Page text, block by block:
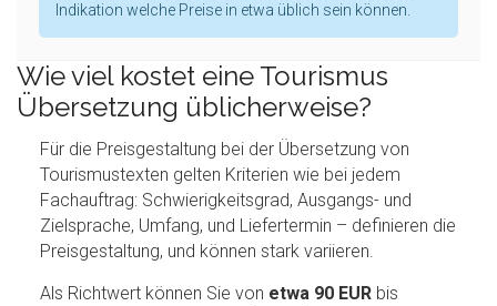
Indikation welche Preise in etwa üblich sein können.
Wie viel kostet eine Tourismus
Übersetzung üblicherweise?
Für die Preisgestaltung bei der Übersetzung von
Tourismustexten gelten Kriterien wie bei jedem
Fachauftrag: Schwierigkeitsgrad, Ausgangs- und
Zielsprache, Umfang, und Liefertermin – definieren die
Preisgestaltung, und können stark variieren.
Als Richtwert können Sie von etwa 90 EUR bis